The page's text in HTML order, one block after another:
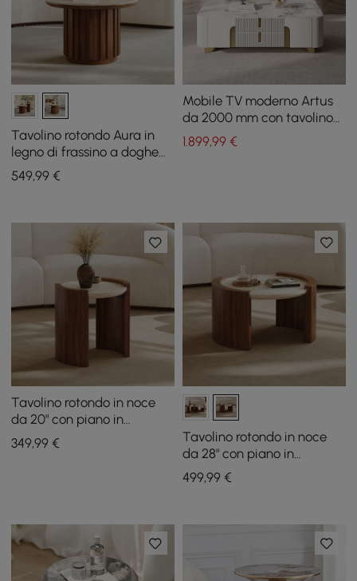
Tavolino rotondo Aura in
legno di frassino a doghe
con piano in pietra
sinterizzata
549,99 €
Mobile TV moderno Artus
da 2000 mm con tavolino
da caffè in pietra
sinterizzata
1.899,99€
Tavolino rotondo in noce
da 20" con piano in
travertino
349,99 €
Tavolino rotondo in noce
da 28" con piano in
travertino
499,99€